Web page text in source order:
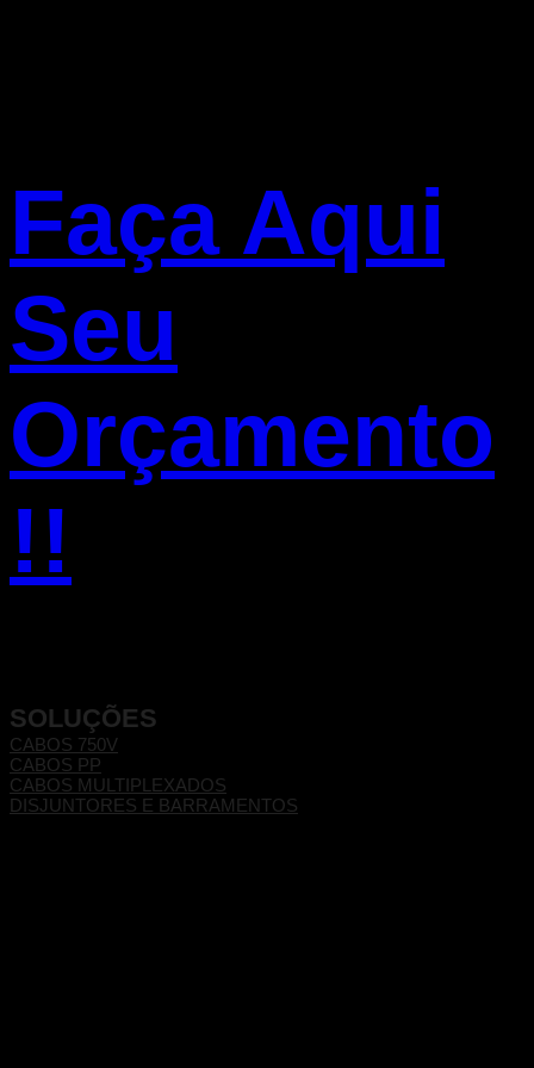
Faça Aqui
Seu
Orçamento
!!
SOLUÇÕES
CABOS 750V
CABOS PP
CABOS MULTIPLEXADOS
DISJUNTORES E BARRAMENTOS